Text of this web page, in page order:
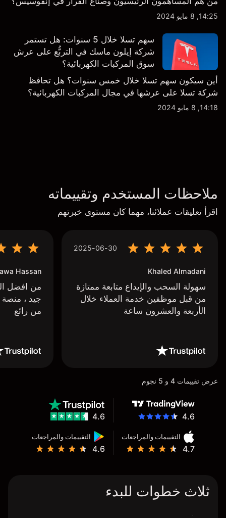
14:25, 8 مايو 2024
سهم تسلا خلال 5 سنوات: هل تستمر
شركة إيلون ماسك في التربُّع على عرش
سوق المركبات الكهربائية؟
أين سيكون سهم تسلا خلال خمس سنوات؟ هل تحافظ
شركة تسلا على عرشها في مجال المركبات الكهربائية؟
14:18, 8 مايو 2024
ملاحظات المستخدم وتقييماته
اقرأ تعليقات عملائنا، مهما كان مستوى خبرتهم
2025-06-30
Khaled Almadani
سهولة السحب والإيداع متابعة ممتازة
من قبل موظفين خدمة العملاء خلال
الأربعة والعشرون ساعة
Hassan
من افضل
جيد ،
من رائع
عرض تقييمات 4 و 5 نجوم
4.6
التقييمات والمراجعات
4.7
التقييمات والمراجعات
4.6
4.6
ثلاث خطوات للبدء